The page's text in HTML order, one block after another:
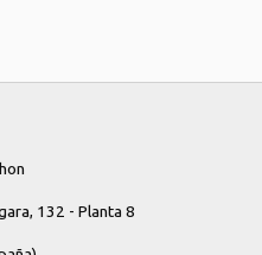
132 - Planta 8